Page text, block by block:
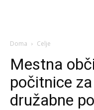
Doma Celje
Mestna
počitnice
družabne